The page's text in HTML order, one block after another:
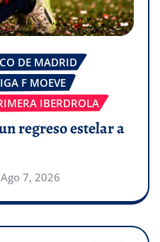
DE MADRID
F MOEVE
IBERDROLA
regreso estelar a
Ago 7, 2026